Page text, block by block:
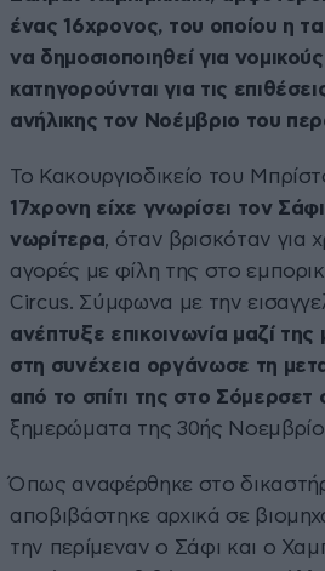
ένας 16χρονος, του οποίου η
να δημοσιοποιηθεί για
κατηγορούνται για τις
ανήλικης τον Νοέμβριο του
Το Κακουργιοδικείο του
17χρονη είχε γνωρίσει τον
νωρίτερα, όταν βρισκόταν για
αγορές με φίλη της στο
Circus. Σύμφωνα με την
ανέπτυξε επικοινωνία μαζί
στη συνέχεια οργάνωσε τη
από το σπίτι της στο Σόμερσετ
ξημερώματα της 30ής
Όπως αναφέρθηκε στο
αποβιβάστηκε αρχικά σε
την περίμεναν ο Σάφι και ο